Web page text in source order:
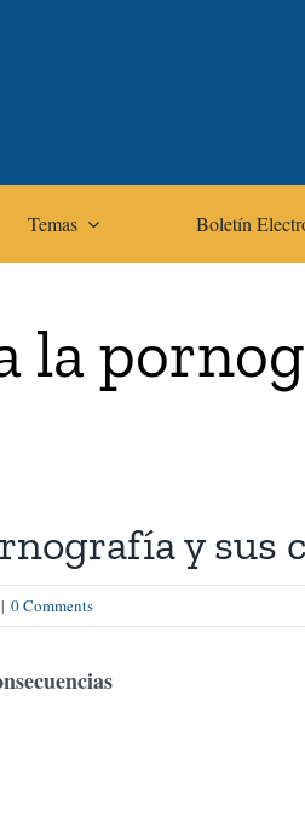
Temas Boletín
la
y sus
| 0 Comments